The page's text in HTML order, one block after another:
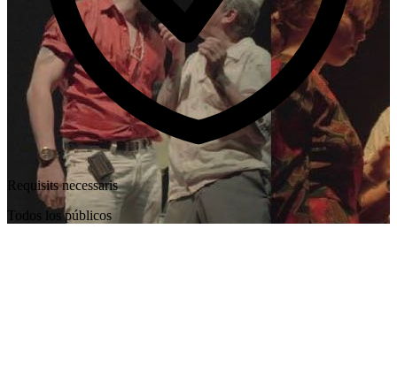
Requisits necessaris
Todos los públicos